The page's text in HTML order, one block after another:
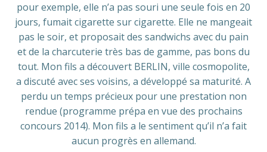
pour exemple, elle n’a pas souri une seule fois en 20
jours, fumait cigarette sur cigarette. Elle ne mangeait
pas le soir, et proposait des sandwichs avec du pain
et de la charcuterie très bas de gamme, pas bons du
tout. Mon fils a découvert BERLIN, ville cosmopolite,
a discuté avec ses voisins, a développé sa maturité. A
perdu un temps précieux pour une prestation non
rendue (programme prépa en vue des prochains
concours 2014). Mon fils a le sentiment qu’il n’a fait
aucun progrès en allemand.